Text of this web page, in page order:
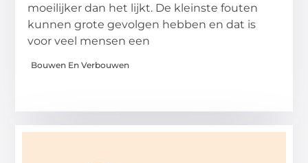
moeilijker dan het lijkt. De kleinste fouten
kunnen grote gevolgen hebben en dat is
voor veel mensen een
Bouwen En Verbouwen